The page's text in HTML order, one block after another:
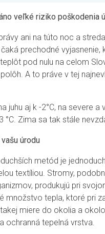
veľké riziko poškodenia
ani na túto noc a
prechodné vyjasnenie,
pod nulu na celom
A to práve v tej
juhu aj k -2°C, na severe a
°C. Zima sa tak stále
úrodu
metód je
textíliou. Stromy,
produkujú pri
množstvo tepla, ktoré pri
miere do okolia a
ochranná tepelná vrstva.